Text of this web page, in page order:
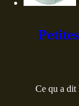
Ce qu a dit